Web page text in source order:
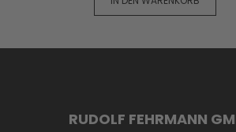
RUDOLF FEHRMANN